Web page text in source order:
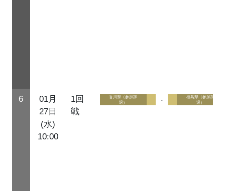
6
01月
27日
(水)
10:00
1回
戦
香川県（参加辞
退）
-
福島県（参加辞
退）